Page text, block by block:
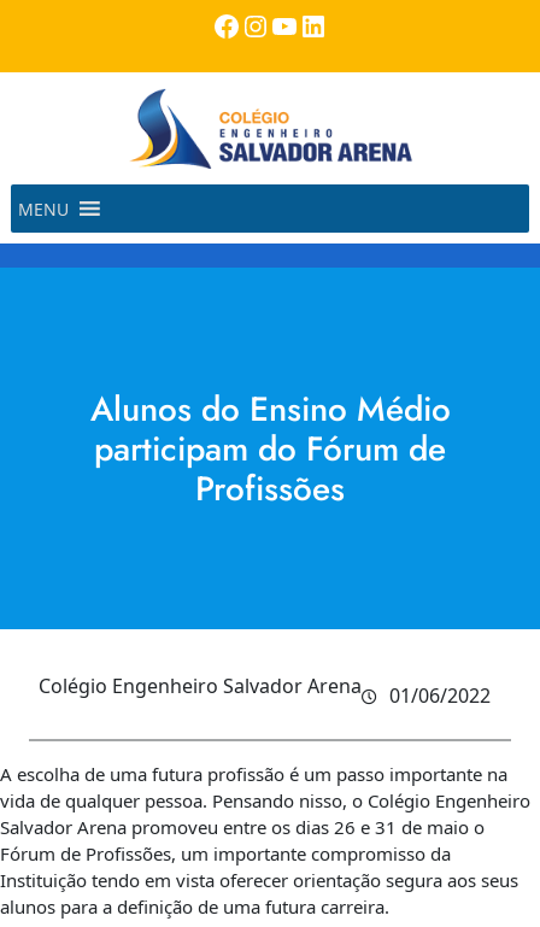
o
Facebook
Instagram
Youtube
LinkedIn
MENU
Alunos do Ensino Médio
participam do Fórum de
Profissões
Colégio Engenheiro Salvador Arena 01/06/2022
A escolha de uma futura profissão é um passo importante na
vida de qualquer pessoa. Pensando nisso, o Colégio Engenheiro
Salvador Arena promoveu entre os dias 26 e 31 de maio o
Fórum de Profissões, um importante compromisso da
Instituição tendo em vista oferecer orientação segura aos seus
alunos para a definição de uma futura carreira.